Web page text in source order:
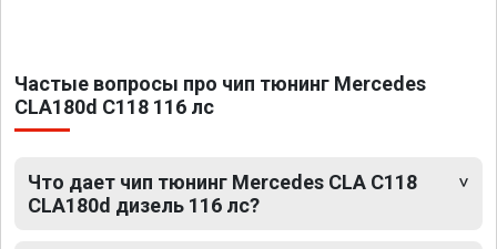
Частые вопросы про чип тюнинг Mercedes
CLA180d C118 116 лс
Что дает чип тюнинг Mercedes CLA C118
CLA180d дизель 116 лс?